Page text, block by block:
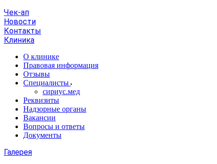
Чек-ап
Новости
Контакты
Клиника
О клинике
Правовая информация
Отзывы
Специалисты
сириус.мед
Реквизиты
Надзорные органы
Вакансии
Вопросы и ответы
Документы
Галерея